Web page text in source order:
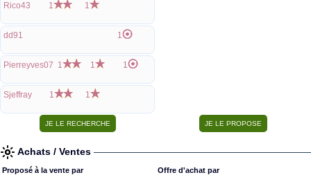
Rico43 1 1
dd91 1
Pierreyves07 1 1 1
Sjeffray 1 1
Achats / Ventes
Proposé à la vente par Offre d'achat par